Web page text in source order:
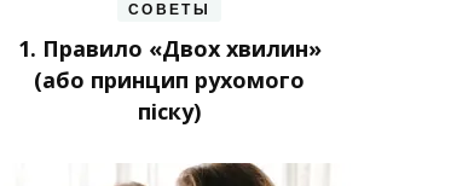
СОВЕТЫ
1. Правило «Двох хвилин»
(або принцип рухомого
піску)